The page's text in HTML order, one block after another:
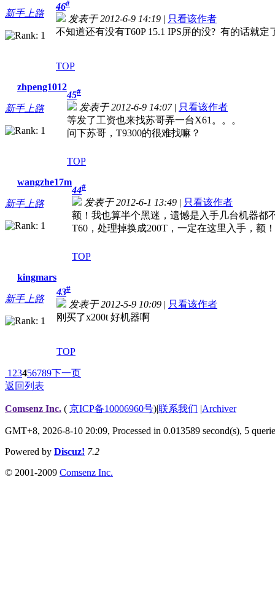
新手上路
46#
发表于 2012-6-9 14:19 | 只看该作者
不知道还有没有T60P 15.1 IPS屏的没? 有的话就定
TOP
zhpeng1012
新手上路
45#
发表于 2012-6-9 14:07| 只看该作者
等发了工资也来找苏哥弄一台X61。。。
问下苏哥，T9300的很难找嘛？
TOP
wangzhe17m
新手上路
44#
发表于 2012-6-1 13:49 | 只看该作者
额！我也算半个黑迷，遗憾是入手几台机器都
T60，处理掉换成200T，一定在这里入手，额
TOP
kingmars
新手上路
43#
发表于 2012-5-9 10:09 | 只看该作者
刚买了x200t 好机器啊
TOP
1 23456789下一页
返回列表
Comsenz Inc. ( 京ICP备10006960号)|联系我们 |Archiver
GMT+8, 2026-8-10 20:09, Processed in 0.013589 second(s), 5
Powered by Discuz! 7.2
© 2001-2009 Comsenz Inc.